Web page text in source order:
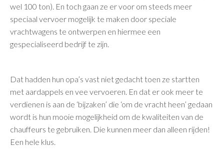
wel 100 ton). En toch gaan ze er voor om steeds meer
speciaal vervoer mogelijk te maken door speciale
vrachtwagens te ontwerpen en hiermee een
gespecialiseerd bedrijf te zijn.
Dat hadden hun opa’s vast niet gedacht toen ze startten
met aardappels en vee vervoeren. En dat er ook meer te
verdienen is aan de ‘bijzaken’ die ‘om de vracht heen’ gedaan
wordt is hun mooie mogelijkheid om de kwaliteiten van de
chauffeurs te gebruiken. Die kunnen meer dan alleen rijden!
Een hele klus.